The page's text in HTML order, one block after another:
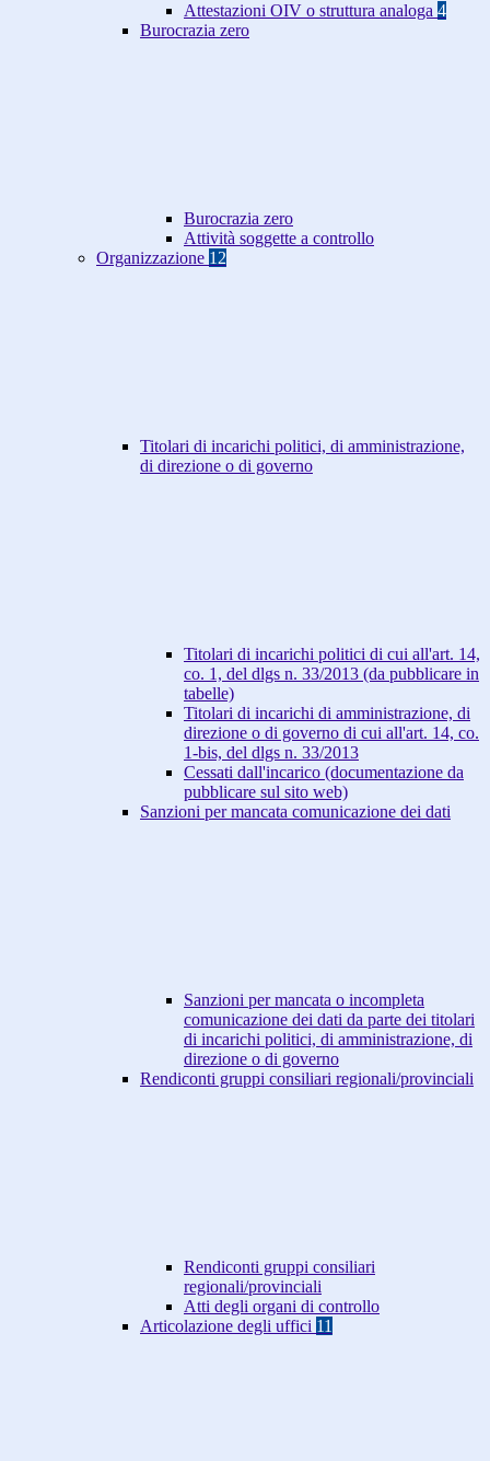
Attestazioni OIV o struttura analoga 4
Burocrazia zero
Burocrazia zero
Attività soggette a controllo
Organizzazione 12
Titolari di incarichi politici, di amministrazione,
di direzione o di governo
Titolari di incarichi politici di cui all'art. 14,
co. 1, del dlgs n. 33/2013 (da pubblicare in
tabelle)
Titolari di incarichi di amministrazione, di
direzione o di governo di cui all'art. 14, co.
1-bis, del dlgs n. 33/2013
Cessati dall'incarico (documentazione da
pubblicare sul sito web)
Sanzioni per mancata comunicazione dei dati
Sanzioni per mancata o incompleta
comunicazione dei dati da parte dei titolari
di incarichi politici, di amministrazione, di
direzione o di governo
Rendiconti gruppi consiliari regionali/provinciali
Rendiconti gruppi consiliari
regionali/provinciali
Atti degli organi di controllo
Articolazione degli uffici 11